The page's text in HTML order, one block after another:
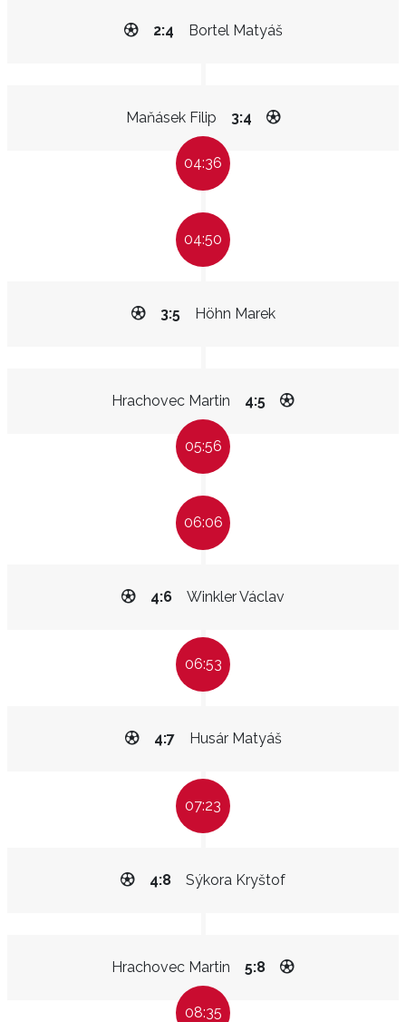
Bortel Matyáš
2:4
Maňásek Filip 3:4
04:36
04:50
Höhn Marek
3:5
Hrachovec Martin 4:5
05:56
06:06
Winkler Václav
4:6
06:53
Husár Matyáš
4:7
07:23
Sýkora Kryštof
4:8
Hrachovec Martin 5:8
08:35